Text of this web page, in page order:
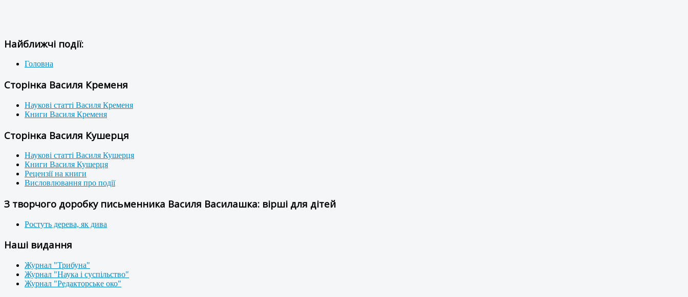
Найближчі події:
Головна
Сторінка Василя Кременя
Наукові статті Василя Кременя
Книги Василя Кременя
Сторінка Василя Кушерця
Наукові статті Василя Кушерця
Книги Василя Кушерця
Рецензії на книги
Висловлювання про події
З творчого доробку письменника Василя Василашка: вірші для дітей
Ростуть дерева, як дива
Наші видання
Журнал "Трибуна"
Журнал "Наука і суспільство"
Журнал "Редакторське око"